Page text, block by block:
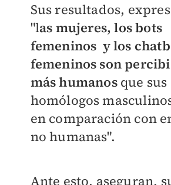
Sus resultados,
"las mujeres, los bots
femeninos y los
femeninos son
más humanosque sus
homólogos
en comparación con
no humanas".
Ante esto, aseguran,